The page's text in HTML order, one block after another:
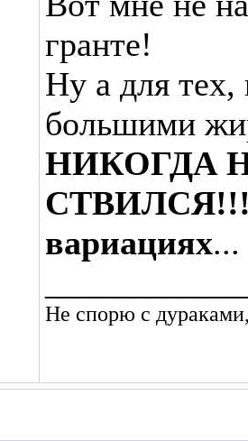
гранте!
Ну а для тех,
большими
НИКОГДА
СТВИЛСЯ!!!
вариациях...
Не спорю с